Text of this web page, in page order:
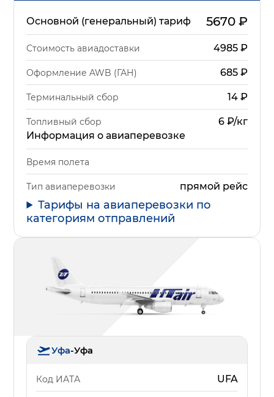
Основной (генеральный) тариф 5670₽
Стоимость авиадоставки 4985₽
Оформление AWB (ГАН) 685₽
Терминальный сбор 14₽
Топливный сбор
6 ₽/кг
Информация о авиаперевозке
Время полета
Тип авиаперевозки прямой рейс
Тарифы на авиаперевозки по
категориям отправлений
Уфа-Уфа
Код ИАТА UFA